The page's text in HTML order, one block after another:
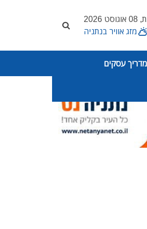
מזג אוויר בנתניה
מדריך עסקים